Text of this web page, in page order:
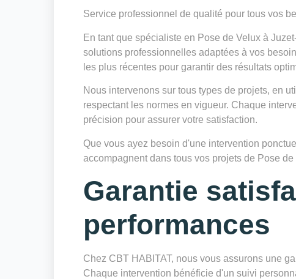
Service professionnel de qualité pour tous vos
En tant que spécialiste en Pose de Velux à
solutions professionnelles adaptées à vos
les plus récentes pour garantir des résultats
Nous intervenons sur tous types de projets, en
respectant les normes en vigueur. Chaque
précision pour assurer votre satisfaction.
Que vous ayez besoin d'une intervention
accompagnent dans tous vos projets de Pose
Garantie
performances
Chez CBT HABITAT, nous vous assurons une
Chaque intervention bénéficie d'un suivi